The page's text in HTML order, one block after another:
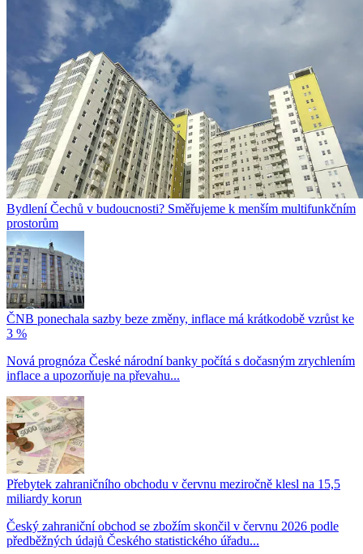
Bydlení Čechů v budoucnosti? Směřujeme k menším multifunkčním
prostorům
ČNB ponechala sazby beze změny, inflace má krátkodobě vzrůst ke
3 %
Nová prognóza České národní banky počítá s dočasným zrychlením
inflace a upozorňuje na převahu...
Přebytek zahraničního obchodu v červnu meziročně klesl na 15,5
miliardy korun
Český zahraniční obchod se zbožím skončil v červnu 2026 podle
předběžných údajů Českého statistického úřadu...